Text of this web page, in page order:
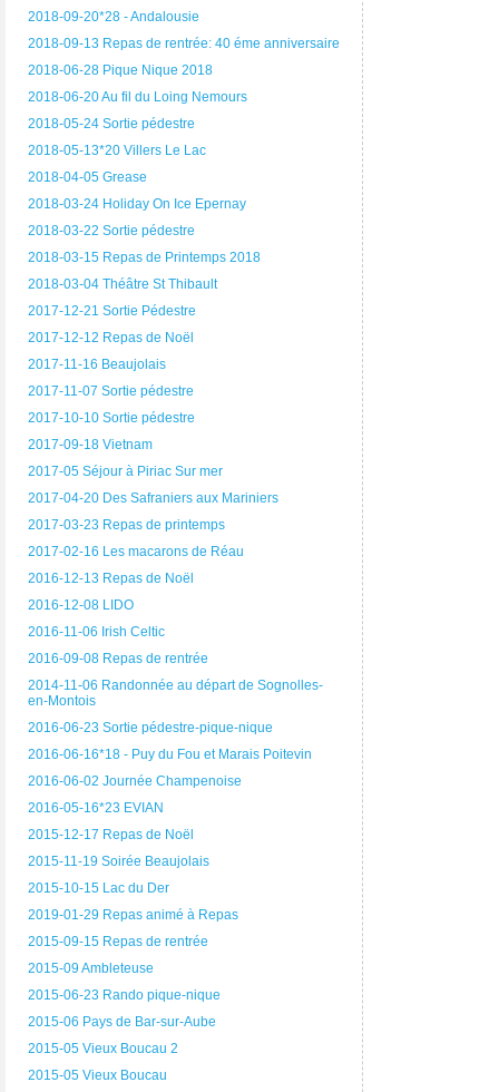
2018-09-20*28 - Andalousie
2018-09-13 Repas de rentrée: 40 éme anniversaire
2018-06-28 Pique Nique 2018
2018-06-20 Au fil du Loing Nemours
2018-05-24 Sortie pédestre
2018-05-13*20 Villers Le Lac
2018-04-05 Grease
2018-03-24 Holiday On Ice Epernay
2018-03-22 Sortie pédestre
2018-03-15 Repas de Printemps 2018
2018-03-04 Théâtre St Thibault
2017-12-21 Sortie Pédestre
2017-12-12 Repas de Noël
2017-11-16 Beaujolais
2017-11-07 Sortie pédestre
2017-10-10 Sortie pédestre
2017-09-18 Vietnam
2017-05 Séjour à Piriac Sur mer
2017-04-20 Des Safraniers aux Mariniers
2017-03-23 Repas de printemps
2017-02-16 Les macarons de Réau
2016-12-13 Repas de Noël
2016-12-08 LIDO
2016-11-06 Irish Celtic
2016-09-08 Repas de rentrée
2014-11-06 Randonnée au départ de Sognolles-
en-Montois
2016-06-23 Sortie pédestre-pique-nique
2016-06-16*18 - Puy du Fou et Marais Poitevin
2016-06-02 Journée Champenoise
2016-05-16*23 EVIAN
2015-12-17 Repas de Noël
2015-11-19 Soirée Beaujolais
2015-10-15 Lac du Der
2019-01-29 Repas animé à Repas
2015-09-15 Repas de rentrée
2015-09 Ambleteuse
2015-06-23 Rando pique-nique
2015-06 Pays de Bar-sur-Aube
2015-05 Vieux Boucau 2
2015-05 Vieux Boucau